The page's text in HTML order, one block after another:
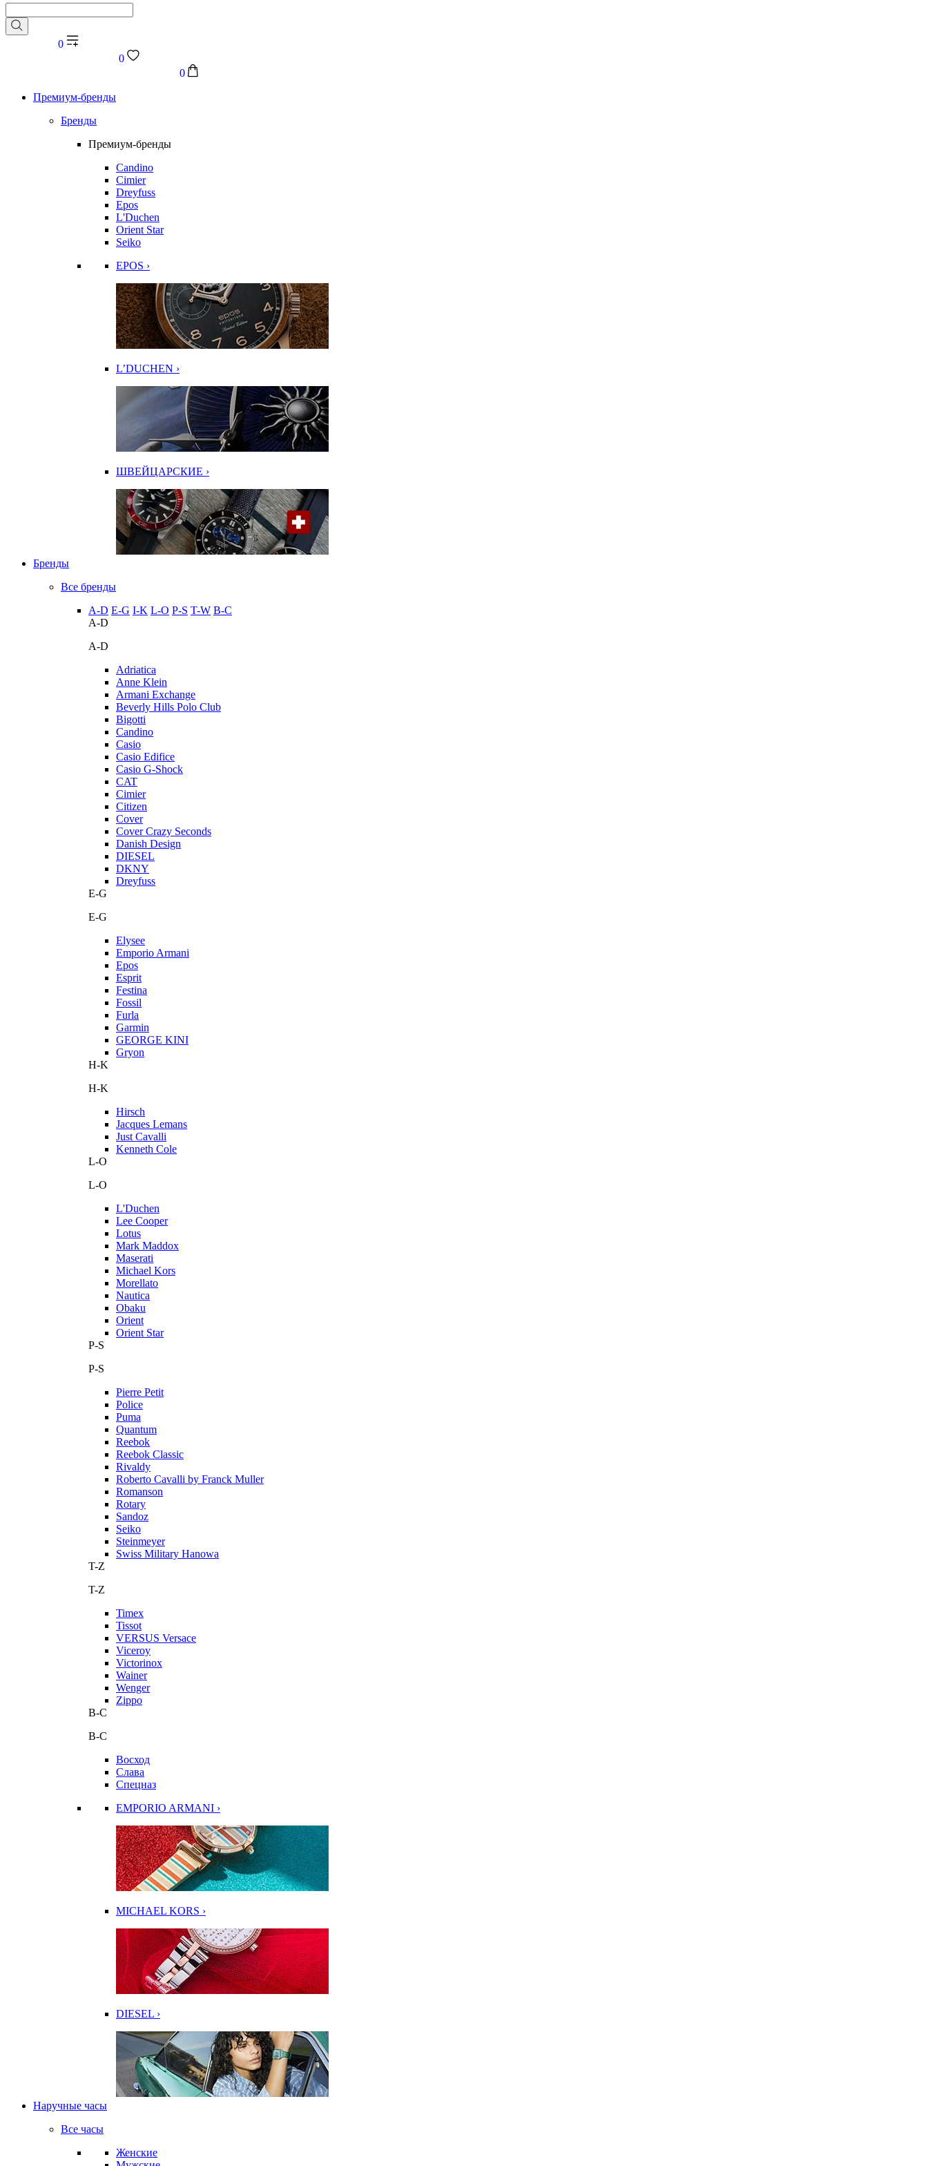
0
0
0
Премиум-бренды
Бренды
Премиум-бренды
Candino
Cimier
Dreyfuss
Epos
L'Duchen
Orient Star
Seiko
EPOS ›
L’DUCHEN ›
ШВЕЙЦАРСКИЕ ›
Бренды
Все бренды
A-D E-G I-K L-O P-S T-W В-С
A-D
A-D
Adriatica
Anne Klein
Armani Exchange
Beverly Hills Polo Club
Bigotti
Candino
Casio
Casio Edifice
Casio G-Shock
CAT
Cimier
Citizen
Cover
Cover Crazy Seconds
Danish Design
DIESEL
DKNY
Dreyfuss
E-G
E-G
Elysee
Emporio Armani
Epos
Esprit
Festina
Fossil
Furla
Garmin
GEORGE KINI
Gryon
H-K
H-K
Hirsch
Jacques Lemans
Just Cavalli
Kenneth Cole
L-O
L-O
L'Duchen
Lee Cooper
Lotus
Mark Maddox
Maserati
Michael Kors
Morellato
Nautica
Obaku
Orient
Orient Star
P-S
P-S
Pierre Petit
Police
Puma
Quantum
Reebok
Reebok Classic
Rivaldy
Roberto Cavalli by Franck Muller
Romanson
Rotary
Sandoz
Seiko
Steinmeyer
Swiss Military Hanowa
T-Z
T-Z
Timex
Tissot
VERSUS Versace
Viceroy
Victorinox
Wainer
Wenger
Zippo
В-С
В-С
Восход
Слава
Спецназ
EMPORIO ARMANI ›
MICHAEL KORS ›
DIESEL ›
Наручные часы
Все часы
Женские